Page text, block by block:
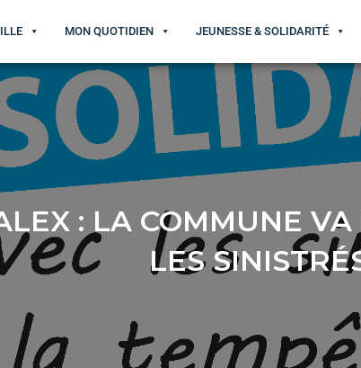
MON QUOTIDIEN JEUNESSE & SOLIDARITÉ
: LA COMMUNE
LES